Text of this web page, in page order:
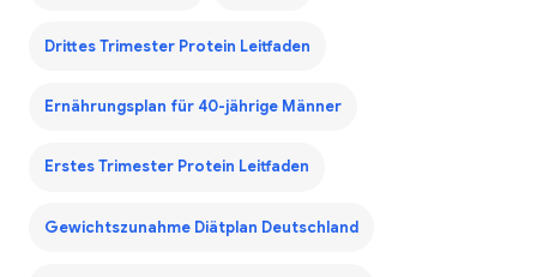
Drittes Trimester Protein Leitfaden
Ernährungsplan für 40-jährige Männer
Erstes Trimester Protein Leitfaden
Gewichtszunahme Diätplan Deutschland